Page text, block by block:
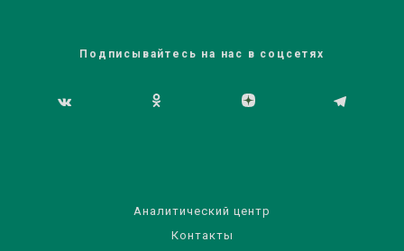
Подписывайтесь на нас в соцсетях
Аналитический центр
Контакты